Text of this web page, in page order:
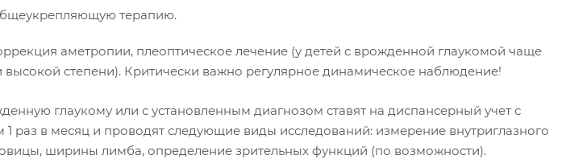
терапию.
аметропии, плеоптическое лечение (у детей с врожденной глаукомой чаще
степени). Критически важно регулярное динамическое наблюдение!
глаукому или с установленным диагнозом ставят на диспансерный учет с
раз в месяц и проводят следующие виды исследований: измерение внутриглазного
ширины лимба, определение зрительных функций (по возможности).